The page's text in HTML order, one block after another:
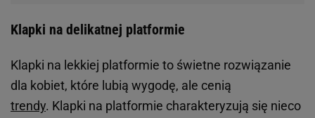
Klapki na delikatnej platformie
Klapki na lekkiej platformie to świetne rozwiązanie
dla kobiet, które lubią wygodę, ale cenią
trendy. Klapki na platformie charakteryzują się nieco